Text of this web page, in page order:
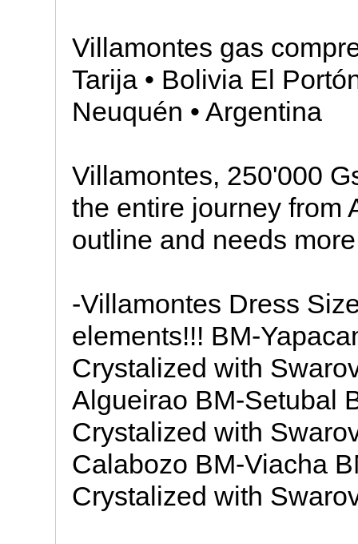
Villamontes gas
Tarija • Bolivia El
Neuquén • Argentina
Villamontes, 250'000
the entire journey from
outline and needs
-Villamontes Dress
elements!!! BM-
Crystalized with
Algueirao BM-Setubal
Crystalized with
Calabozo BM-Viacha
Crystalized with